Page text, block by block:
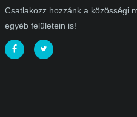
Csatlakozz hozzánk a közösségi
egyéb felületein is!